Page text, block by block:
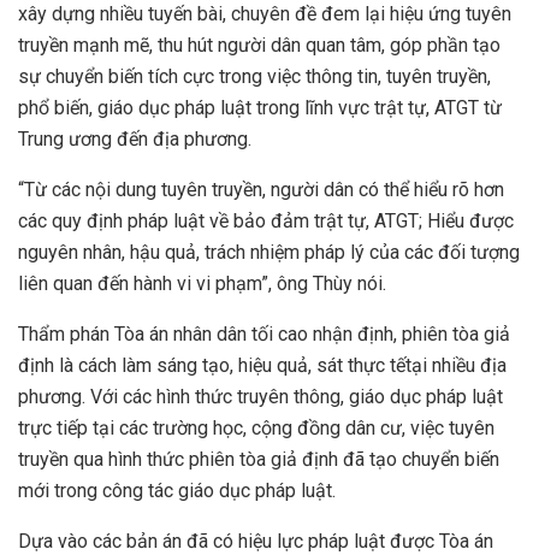
xây dựng nhiều tuyến bài, chuyên đề đem lại hiệu ứng tuyên
truyền mạnh mẽ, thu hút người dân quan tâm, góp phần tạo
sự chuyển biến tích cực trong việc thông tin, tuyên truyền,
phổ biến, giáo dục pháp luật trong lĩnh vực trật tự, ATGT từ
Trung ương đến địa phương.
“Từ các nội dung tuyên truyền, người dân có thể hiểu rõ hơn
các quy định pháp luật về bảo đảm trật tự, ATGT; Hiểu được
nguyên nhân, hậu quả, trách nhiệm pháp lý của các đối tượng
liên quan đến hành vi vi phạm”, ông Thùy nói.
Thẩm phán Tòa án nhân dân tối cao nhận định, phiên tòa giả
định là cách làm sáng tạo, hiệu quả, sát thực tếtại nhiều địa
phương. Với các hình thức truyên thông, giáo dục pháp luật
trực tiếp tại các trường học, cộng đồng dân cư, việc tuyên
truyền qua hình thức phiên tòa giả định đã tạo chuyển biến
mới trong công tác giáo dục pháp luật.
Dựa vào các bản án đã có hiệu lực pháp luật được Tòa án